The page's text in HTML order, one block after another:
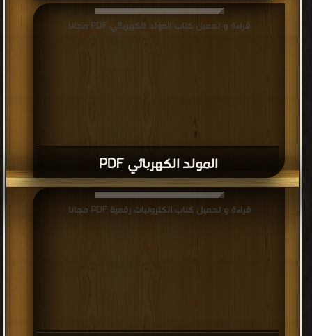
المولد الكهربائي PDF
قراءة و تحميل كتاب المولد الكهربائي PDF مجانا
قراءة و تحميل كتاب الكترونيات رقمية PDF مجانا